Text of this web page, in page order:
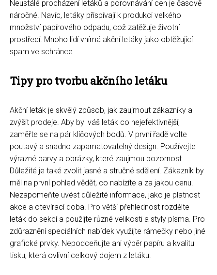
Neustálé procházení letáků a porovnávání cen je časově
náročné. Navíc, letáky přispívají k produkci velkého
množství papírového odpadu, což zatěžuje životní
prostředí. Mnoho lidí vnímá akční letáky jako obtěžující
spam ve schránce.
Tipy pro tvorbu akčního letáku
Akční leták je skvělý způsob, jak zaujmout zákazníky a
zvýšit prodeje. Aby byl váš leták co nejefektivnější,
zaměřte se na pár klíčových bodů. V první řadě volte
poutavý a snadno zapamatovatelný design. Používejte
výrazné barvy a obrázky, které zaujmou pozornost.
Důležité je také zvolit jasné a stručné sdělení. Zákazník by
měl na první pohled vědět, co nabízíte a za jakou cenu.
Nezapomeňte uvést důležité informace, jako je platnost
akce a otevírací doba. Pro větší přehlednost rozdělte
leták do sekcí a použijte různé velikosti a styly písma. Pro
zdůraznění speciálních nabídek využijte rámečky nebo jiné
grafické prvky. Nepodceňujte ani výběr papíru a kvalitu
tisku, která ovlivní celkový dojem z letáku.